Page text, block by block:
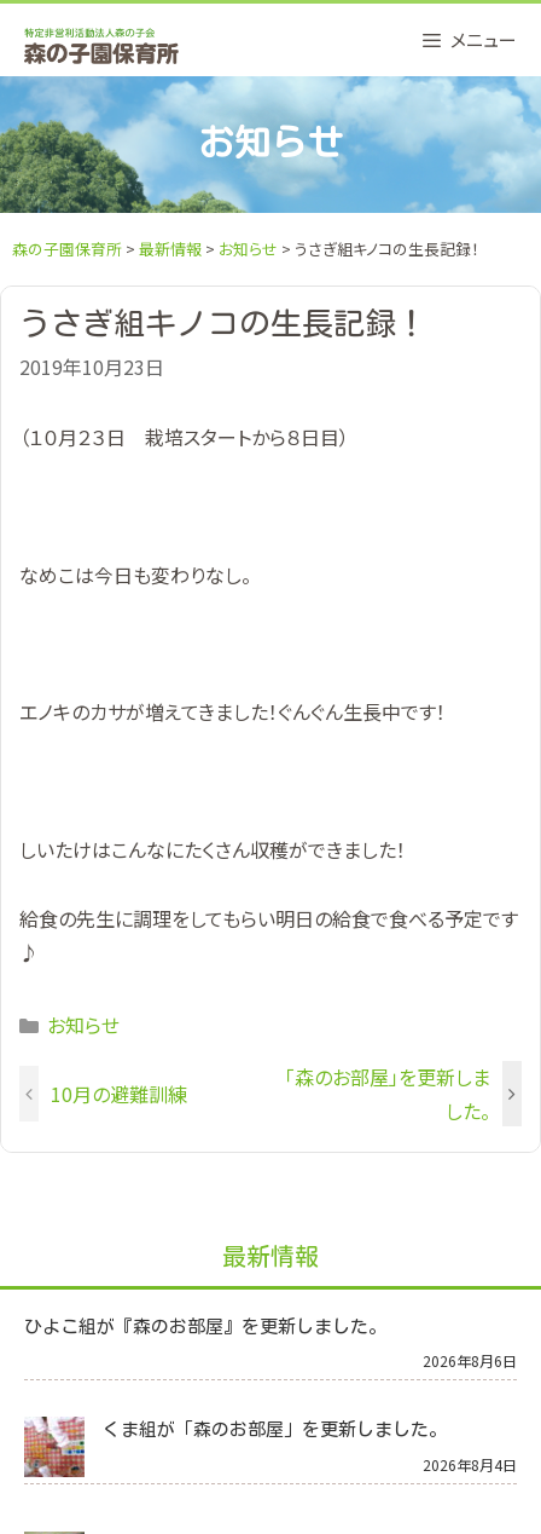
content
メニュー
お知らせ
森の子園保育所 > 最新情報 > お知らせ > うさぎ組キノコの生長記録！
うさぎ組キノコの生長記録！
2019年10月23日
（１０月２３日 栽培スタートから８日目）
なめこは今日も変わりなし。
エノキのカサが増えてきました！ぐんぐん生長中です！
しいたけはこんなにたくさん収穫ができました！
給食の先生に調理をしてもらい明日の給食で食べる予定です
♪
Categories
お知らせ
10月の避難訓練
「森のお部屋」を更新しま
した。
最新情報
ひよこ組が『森のお部屋』を更新しました。
2026年8月6日
くま組が「森のお部屋」を更新しました。
2026年8月4日